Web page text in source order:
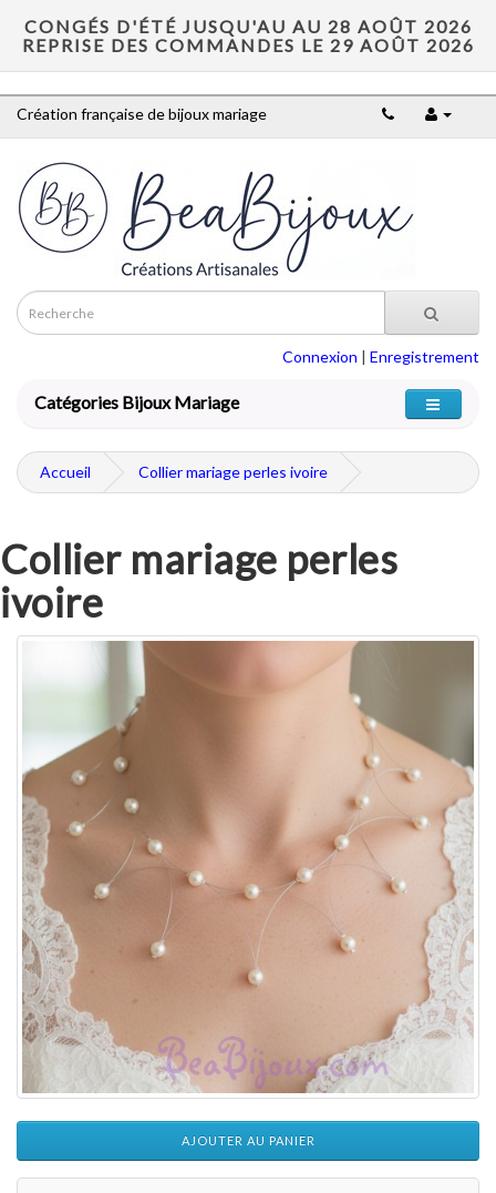
CONGÉS D'ÉTÉ JUSQU'AU AU 28 AOÛT 2026
REPRISE DES COMMANDES LE 29 AOÛT 2026
Création française de bijoux mariage
Connexion | Enregistrement
Catégories Bijoux Mariage
Accueil Collier mariage perles ivoire
Collier mariage perles
ivoire
AJOUTER AU PANIER